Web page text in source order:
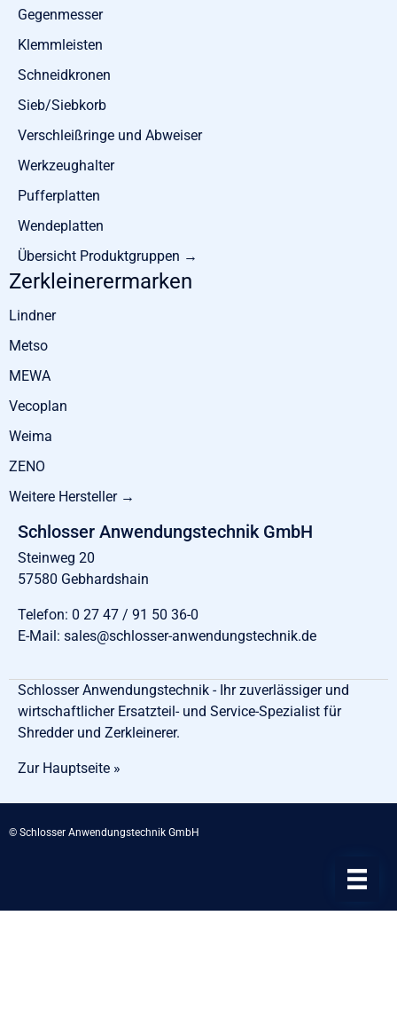
Gegenmesser
Klemmleisten
Schneidkronen
Sieb/Siebkorb
Verschleißringe und Abweiser
Werkzeughalter
Pufferplatten
Wendeplatten
Übersicht Produktgruppen →
Zerkleinerermarken
Lindner
Metso
MEWA
Vecoplan
Weima
ZENO
Weitere Hersteller →
Schlosser Anwendungstechnik GmbH
Steinweg 20
57580 Gebhardshain
Telefon: 0 27 47 / 91 50 36-0
E-Mail: sales@schlosser-anwendungstechnik.de
Schlosser Anwendungstechnik - Ihr zuverlässiger und
wirtschaftlicher Ersatzteil- und Service-Spezialist für
Shredder und Zerkleinerer.
Zur Hauptseite »
© Schlosser Anwendungstechnik GmbH